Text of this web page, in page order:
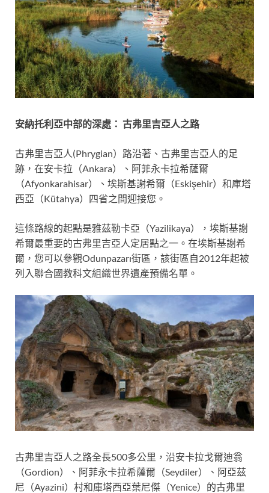
安納托利亞中部的深處： 古弗里吉亞人之路
古弗里吉亞人(Phrygian）路沿著、古弗里吉亞人的足
跡，在安卡拉（Ankara）、阿菲永卡拉希薩爾
（Afyonkarahisar）、埃斯基謝希爾（Eskişehir）和庫塔
西亞（Kütahya）四省之間迎接您。
這條路線的起點是雅茲勒卡亞（Yazilikaya），埃斯基謝
希爾最重要的古弗里吉亞人定居點之一。在埃斯基謝希
爾，您可以參觀Odunpazarı街區，該街區自2012年起被
列入聯合國教科文組織世界遺產預備名單。
古弗里吉亞人之路全長500多公里，沿安卡拉戈爾迪翁
（Gordion）、阿菲永卡拉希薩爾（Seydiler）、阿亞茲
尼（Ayazini）村和庫塔西亞葉尼傑（Yenice）的古弗里